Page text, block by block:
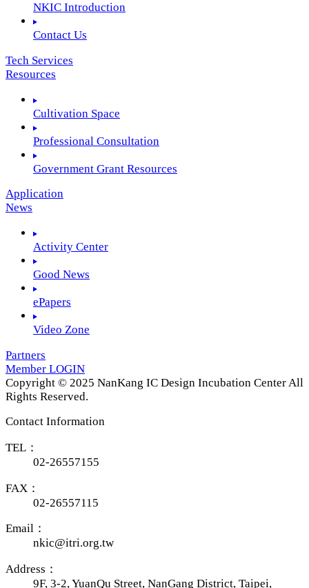
NKIC Introduction
Contact Us
Tech Services
Resources
Cultivation Space
Professional Consultation
Government Grant Resources
Application
News
Activity Center
Good News
ePapers
Video Zone
Partners
Member LOGIN
Copyright © 2025 NanKang IC Design Incubation Center All
Rights Reserved.
Contact Information
TEL：
02-26557155
FAX：
02-26557115
Email：
nkic@itri.org.tw
Address：
9F, 3-2, YuanQu Street, NanGang District, Taipei,